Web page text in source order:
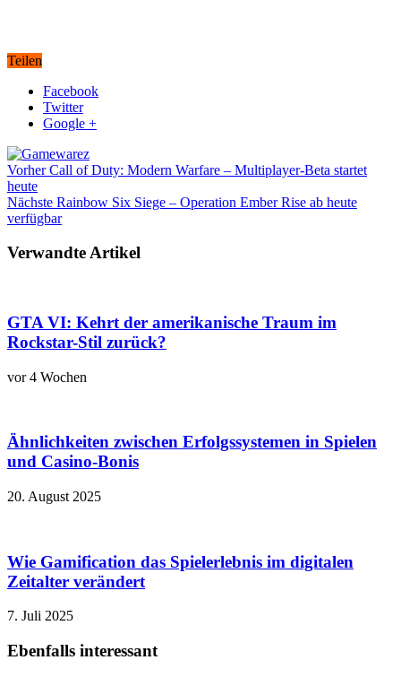
Teilen
Facebook
Twitter
Google +
VorherCall of Duty: Modern Warfare – Multiplayer-Beta startet
heute
Nächste Rainbow Six Siege – Operation Ember Rise ab heute
verfügbar
Verwandte Artikel
GTA VI: Kehrt der amerikanische Traum im
Rockstar-Stil zurück?
vor 4 Wochen
Ähnlichkeiten zwischen Erfolgssystemen in Spielen
und Casino‑Bonis
20. August 2025
Wie Gamification das Spielerlebnis im digitalen
Zeitalter verändert
7. Juli 2025
Ebenfalls interessant